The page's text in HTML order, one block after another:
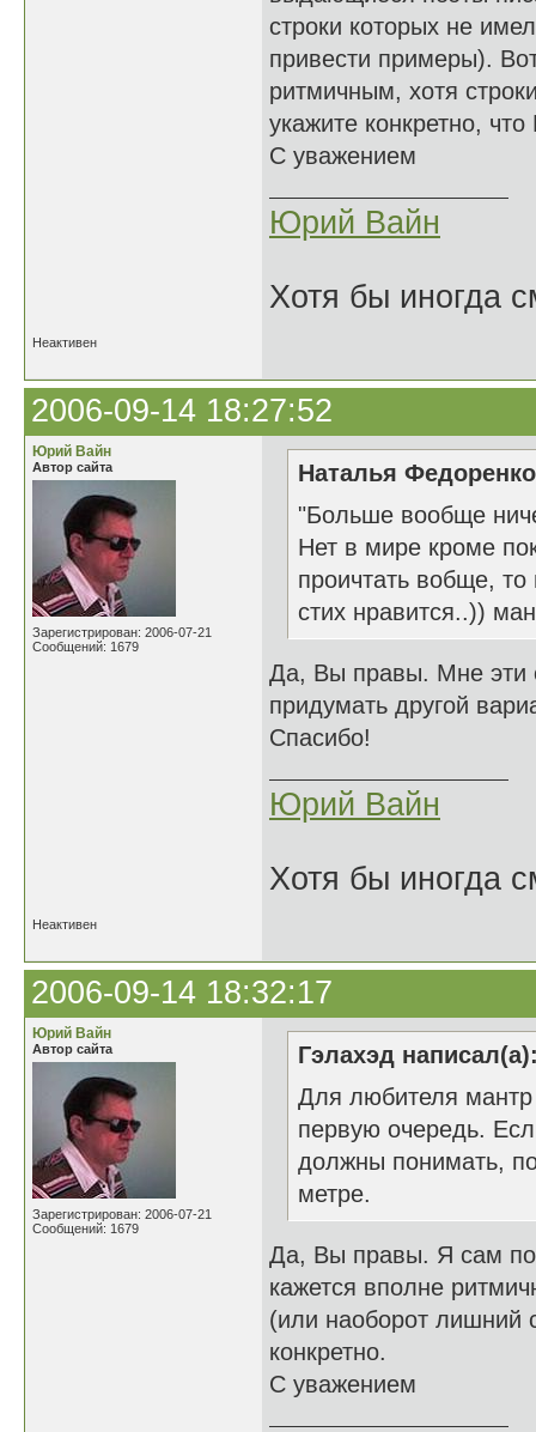
строки которых не
привести примеры).
ритмичным, хотя
укажите конкретно,
С уважением
Юрий Вайн
Хотя бы иногда
Неактивен
2006-09-14 18:27:52
Юрий Вайн
Автор сайта
Зарегистрирован: 2006-07-21
Сообщений: 1679
Наталья
"Больше вообще
Нет в мире кроме
проичтать вобще,
стих нравится..))
Да, Вы правы. Мне эти
придумать другой
Спасибо!
Юрий Вайн
Хотя бы иногда
Неактивен
2006-09-14 18:32:17
Юрий Вайн
Автор сайта
Зарегистрирован: 2006-07-21
Сообщений: 1679
Гэлахэд
Для любителя мантр
первую очередь.
должны понимать,
метре.
Да, Вы правы. Я сам
кажется вполне
(или наоборот лишний
конкретно.
С уважением